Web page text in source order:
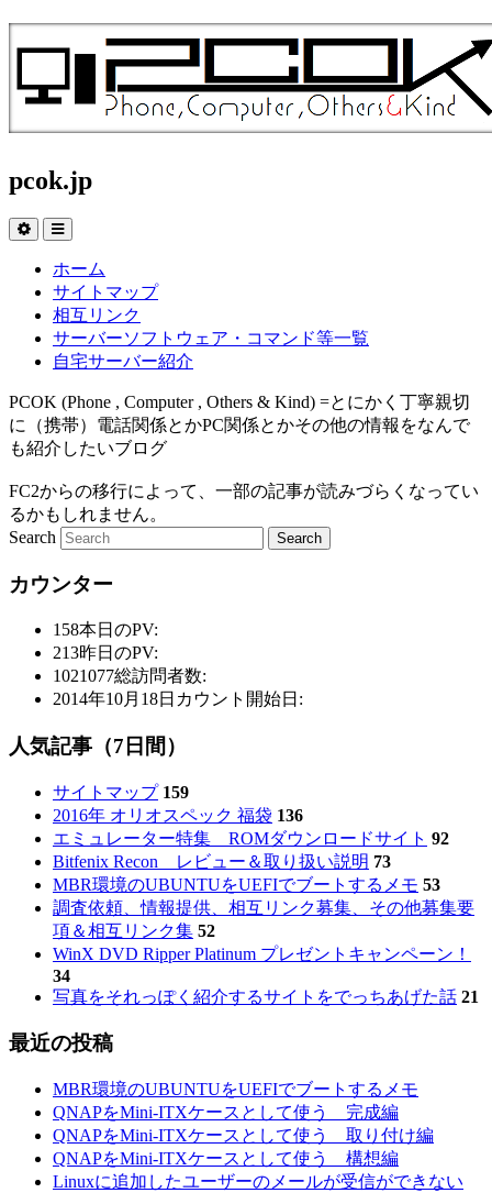
pcok.jp
ホーム
サイトマップ
相互リンク
サーバーソフトウェア・コマンド等一覧
自宅サーバー紹介
PCOK (Phone , Computer , Others & Kind) =とにかく丁寧親切
に（携帯）電話関係とかPC関係とかその他の情報をなんで
も紹介したいブログ
FC2からの移行によって、一部の記事が読みづらくなってい
るかもしれません。
Search
カウンター
158本日のPV:
213昨日のPV:
1021077総訪問者数:
2014年10月18日 カウント開始日:
人気記事（7日間）
サイトマップ 159
2016年 オリオスペック 福袋 136
エミュレーター特集 ROMダウンロードサイト 92
Bitfenix Recon レビュー＆取り扱い説明 73
MBR環境のUBUNTUをUEFIでブートするメモ 53
調査依頼、情報提供、相互リンク募集、その他募集要
項＆相互リンク集 52
WinX DVD Ripper Platinum プレゼントキャンペーン！
34
写真をそれっぽく紹介するサイトをでっちあげた話 21
最近の投稿
MBR環境のUBUNTUをUEFIでブートするメモ
QNAPをMini-ITXケースとして使う 完成編
QNAPをMini-ITXケースとして使う 取り付け編
QNAPをMini-ITXケースとして使う 構想編
Linuxに追加したユーザーのメールが受信ができない